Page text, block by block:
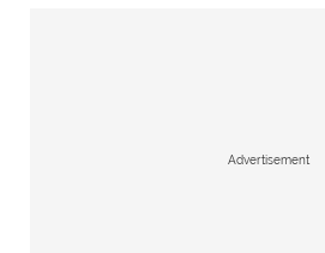
Advertisement